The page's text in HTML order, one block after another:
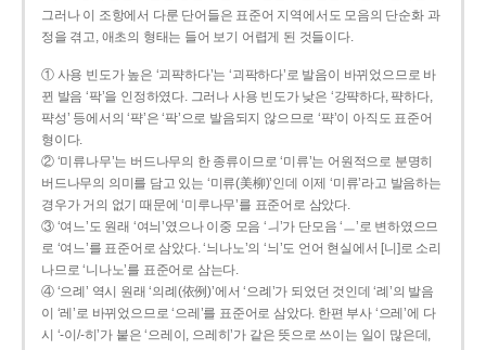
그러나 이 조항에서 다룬 단어들은 표준어 지역에서도 모음의 단순화 과
정을 겪고, 애초의 형태는 들어 보기 어렵게 된 것들이다.
① 사용 빈도가 높은 ‘괴퍅하다’는 ‘괴팍하다’로 발음이 바뀌었으므로 바
뀐 발음 ‘팍’을 인정하였다. 그러나 사용 빈도가 낮은 ‘강퍅하다, 퍅하다,
퍅성’ 등에서의 ‘퍅’은 ‘팍’으로 발음되지 않으므로 ‘퍅’이 아직도 표준어
형이다.
② ‘미류나무’는 버드나무의 한 종류이므로 ‘미류’는 어원적으로 분명히
버드나무의 의미를 담고 있는 ‘미류(美柳)’인데 이제 ‘미류’라고 발음하는
경우가 거의 없기 때문에 ‘미루나무’를 표준어로 삼았다.
③ ‘여느’도 원래 ‘여늬’였으나 이중 모음 ‘ㅢ’가 단모음 ‘ㅡ’로 변하였으므
로 ‘여느’를 표준어로 삼았다. ‘늬나노’의 ‘늬’도 언어 현실에서 [니]로 소리
나므로 ‘니나노’를 표준어로 삼는다.
④ ‘으례’ 역시 원래 ‘의례(依例)’에서 ‘으례’가 되었던 것인데 ‘례’의 발음
이 ‘레’로 바뀌었으므로 ‘으레’를 표준어로 삼았다. 한편 부사 ‘으레’에 다
시 ‘-이/-히’가 붙은 ‘으레이, 으레히’가 같은 뜻으로 쓰이는 일이 많은데,